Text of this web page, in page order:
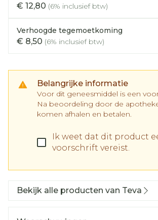
€ 12,80 (6% inclusief btw)
Verhoogde tegemoetkoming
€ 8,50 (6% inclusief btw)
Belangrijke informatie
Voor dit geneesmiddel is een
Na beoordeling door de
komen afhalen en betalen.
Ik weet dat dit product
voorschrift vereist.
Bekijk alle producten van Teva